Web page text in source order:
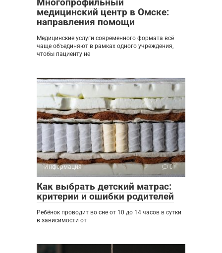
медицинский центр в Омске:
направления помощи
Медицинские услуги современного формата всё
чаще объединяют в рамках одного учреждения,
чтобы пациенту не
Информация 0
Как выбрать детский матрас:
критерии и ошибки родителей
Ребёнок проводит во сне от 10 до 14 часов в сутки
в зависимости от